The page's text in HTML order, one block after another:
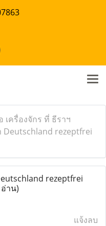
ครื่องจักร ที่ ธีราฯ
Deutschland rezeptfrei
rezeptfrei
าน)
แจ้งลบ